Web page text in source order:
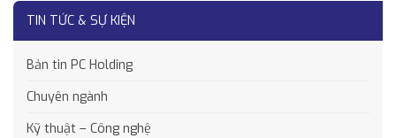
TIN TỨC & SỰ KIỆN
Bản tin PC Holding
Chuyên ngành
Kỹ thuật – Công nghệ